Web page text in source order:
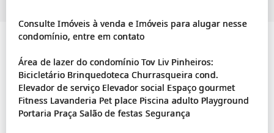
Consulte Imóveis à venda e Imóveis para alugar nesse
condomínio, entre em contato
Área de lazer do condomínio Tov Liv Pinheiros:
Bicicletário Brinquedoteca Churrasqueira cond.
Elevador de serviço Elevador social Espaço gourmet
Fitness Lavanderia Pet place Piscina adulto Playground